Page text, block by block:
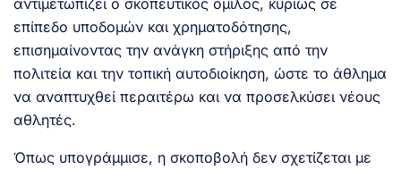
επίπεδο υποδομών και χρηματοδότησης,
επισημαίνοντας την ανάγκη στήριξης από την
πολιτεία και την τοπική αυτοδιοίκηση, ώστε το άθλημα
να αναπτυχθεί περαιτέρω και να προσελκύσει νέους
αθλητές.
Όπως υπογράμμισε, η σκοποβολή δεν σχετίζεται με